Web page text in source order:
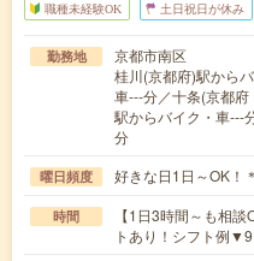
職種未経験OK 土日祝日が休み
勤務地
京都市南区
桂川(京都府)駅から
車---分／十条(京都
駅からバイク・車---
分
曜日頻度 好きな日1日～OK！
時間
【1日3時間～も相
トあり！シフト例